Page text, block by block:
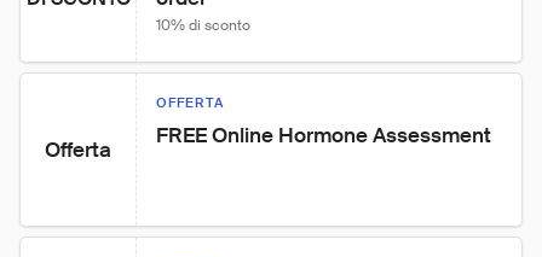
10% di sconto
Offerta
OFFERTA
FREE Online Hormone Assessment